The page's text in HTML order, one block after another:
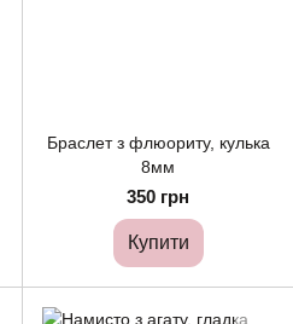
Браслет з флюориту, кулька
8мм
350 грн
Купити